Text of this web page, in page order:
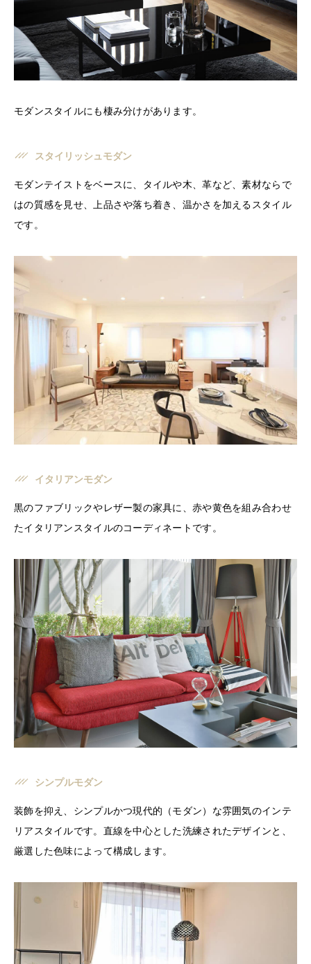
モダンスタイルにも棲み分けがあります。
スタイリッシュモダン
モダンテイストをベースに、タイルや木、革など、素材ならで
はの質感を見せ、上品さや落ち着き、温かさを加えるスタイル
です。
イタリアンモダン
黒のファブリックやレザー製の家具に、赤や黄色を組み合わせ
たイタリアンスタイルのコーディネートです。
シンプルモダン
装飾を抑え、シンプルかつ現代的（モダン）な雰囲気のインテ
リアスタイルです。直線を中心とした洗練されたデザインと、
厳選した色味によって構成します。